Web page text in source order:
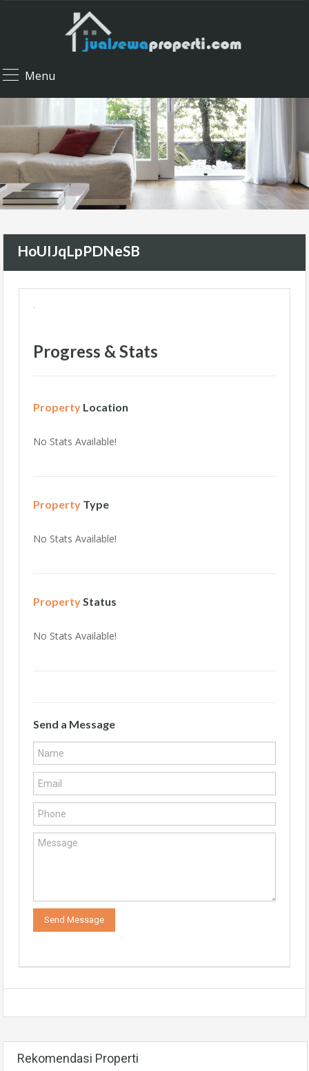
Menu
HoUIJqLpPDNeSB
Progress & Stats
Property Location
No Stats Available!
Property Type
No Stats Available!
Property Status
No Stats Available!
Send a Message
Rekomendasi Properti